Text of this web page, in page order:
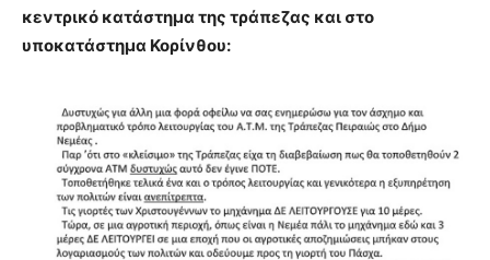
κεντρικό κατάστημα της τράπεζας και στο
υποκατάστημα Κορίνθου: